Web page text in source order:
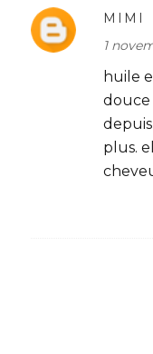
MIMI
1
huile
douce
plus.